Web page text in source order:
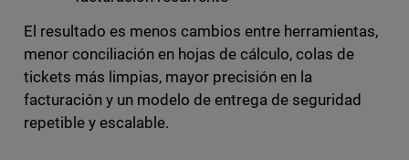
El resultado es menos cambios entre herramientas,
menor conciliación en hojas de cálculo, colas de
tickets más limpias, mayor precisión en la
facturación y un modelo de entrega de seguridad
repetible y escalable.